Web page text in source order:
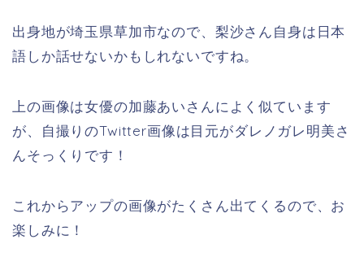
出身地が埼玉県草加市なので、梨沙さん自身は日本
語しか話せないかもしれないですね。
上の画像は女優の加藤あいさんによく似ています
が、自撮りのTwitter画像は目元がダレノガレ明美さ
んそっくりです！
これからアップの画像がたくさん出てくるので、お
楽しみに！